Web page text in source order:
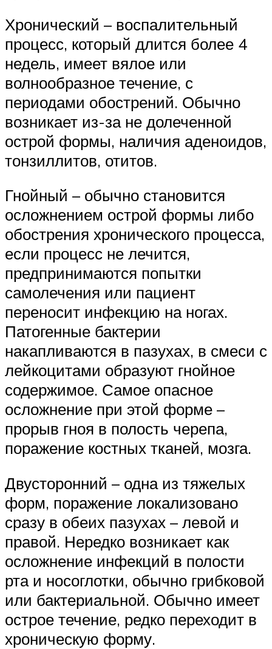
Хронический – воспалительный
процесс, который длится более 4
недель, имеет вялое или
волнообразное течение, с
периодами обострений. Обычно
возникает из-за не долеченной
острой формы, наличия аденоидов,
тонзиллитов, отитов.
Гнойный – обычно становится
осложнением острой формы либо
обострения хронического процесса,
если процесс не лечится,
предпринимаются попытки
самолечения или пациент
переносит инфекцию на ногах.
Патогенные бактерии
накапливаются в пазухах, в смеси с
лейкоцитами образуют гнойное
содержимое. Самое опасное
осложнение при этой форме –
прорыв гноя в полость черепа,
поражение костных тканей, мозга.
Двусторонний – одна из тяжелых
форм, поражение локализовано
сразу в обеих пазухах – левой и
правой. Нередко возникает как
осложнение инфекций в полости
рта и носоглотки, обычно грибковой
или бактериальной. Обычно имеет
острое течение, редко переходит в
хроническую форму.